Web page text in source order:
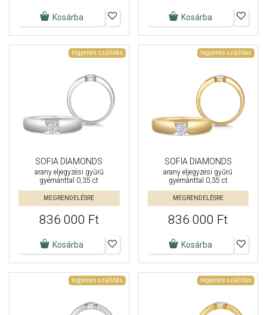
Kosárba Kosárba
Ingyenes szállítás
SOFIA DIAMONDS
arany eljegyzési gyűrű
gyémánttal 0,35 ct
MEGRENDELÉSRE
836 000 Ft
Kosárba
Ingyenes szállítás
SOFIA DIAMONDS
arany eljegyzési gyűrű
gyémánttal 0,35 ct
MEGRENDELÉSRE
836 000 Ft
Kosárba
Ingyenes szállítás Ingyenes szállítás